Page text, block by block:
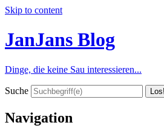
Skip to content
JanJans Blog
Dinge, die keine Sau interessieren...
Suche
Navigation